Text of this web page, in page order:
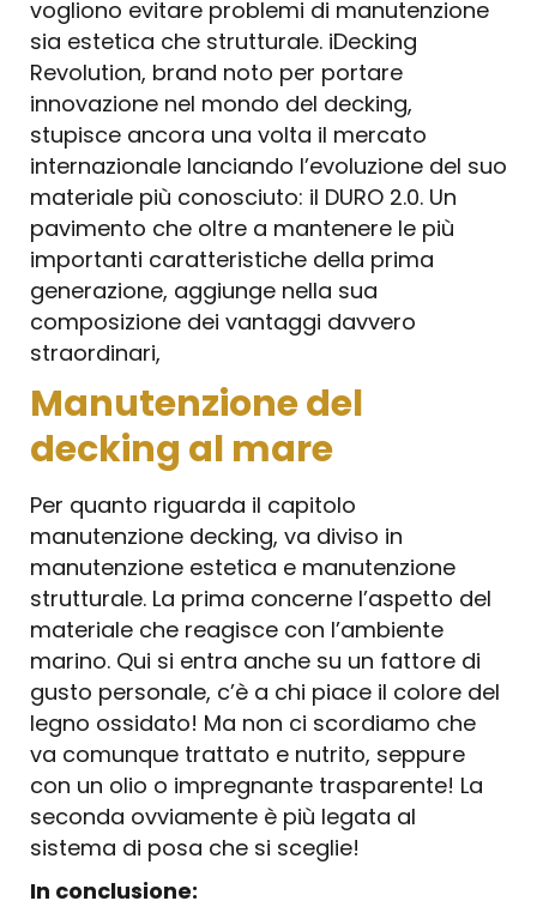
vogliono evitare problemi di manutenzione
sia estetica che strutturale. iDecking
Revolution, brand noto per portare
innovazione nel mondo del decking,
stupisce ancora una volta il mercato
internazionale lanciando l’evoluzione del suo
materiale più conosciuto: il DURO 2.0. Un
pavimento che oltre a mantenere le più
importanti caratteristiche della prima
generazione, aggiunge nella sua
composizione dei vantaggi davvero
straordinari,
Manutenzione del
decking al mare
Per quanto riguarda il capitolo
manutenzione decking, va diviso in
manutenzione estetica e manutenzione
strutturale. La prima concerne l’aspetto del
materiale che reagisce con l’ambiente
marino. Qui si entra anche su un fattore di
gusto personale, c’è a chi piace il colore del
legno ossidato! Ma non ci scordiamo che
va comunque trattato e nutrito, seppure
con un olio o impregnante trasparente! La
seconda ovviamente è più legata al
sistema di posa che si sceglie!
In conclusione: